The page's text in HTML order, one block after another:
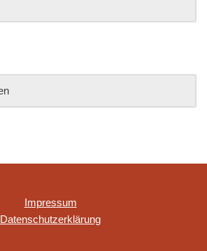
Impressum
Datenschutzerklärung